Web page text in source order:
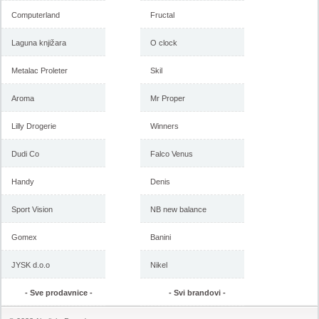
Vitorog katalog nameštaja,
Vitorog akcija, katalog
Computerland
Laguna knjižara
Metalac Proleter
Aroma
Lilly Drogerie
Dudi Co
Handy
Sport Vision
Gomex
JYSK d.o.o
- Sve prodavnice -
Fructal
O clock
Skil
Mr Proper
Winners
Falco Venus
Denis
NB new balance
Banini
Nikel
- Svi brandovi -